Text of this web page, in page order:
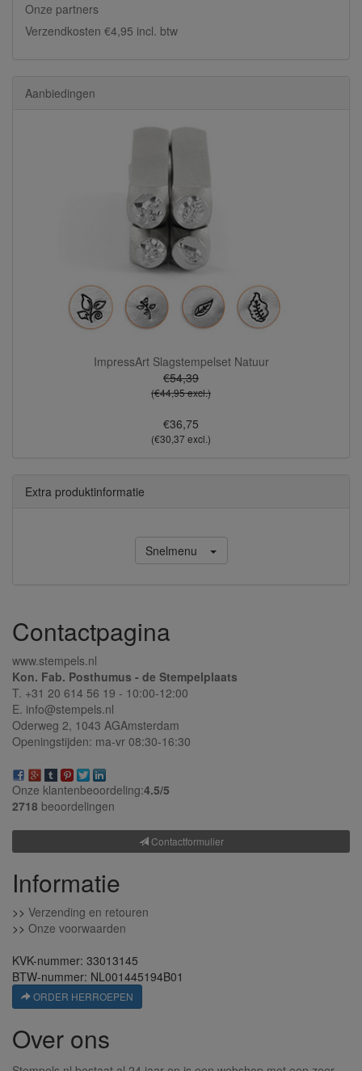
Onze partners
Verzendkosten €4,95 incl. btw
Aanbiedingen
ImpressArt Slagstempelset Natuur
€54,39
(€44,95 excl.)
€36,75
(€30,37 excl.)
Extra produktinformatie
Snelmenu
Contactpagina
www.stempels.nl
Kon. Fab. Posthumus - de Stempelplaats
T. +31 20 614 56 19 - 10:00-12:00
E. info@stempels.nl
Oderweg 2, 1043 AGAmsterdam
Openingstijden: ma-vr 08:30-16:30
Onze klantenbeoordeling:4.5/5
2718 beoordelingen
Contactformulier
Informatie
>> Verzending en retouren
>> Onze voorwaarden
KVK-nummer: 33013145
BTW-nummer: NL001445194B01
ORDER HERROEPEN
Over ons